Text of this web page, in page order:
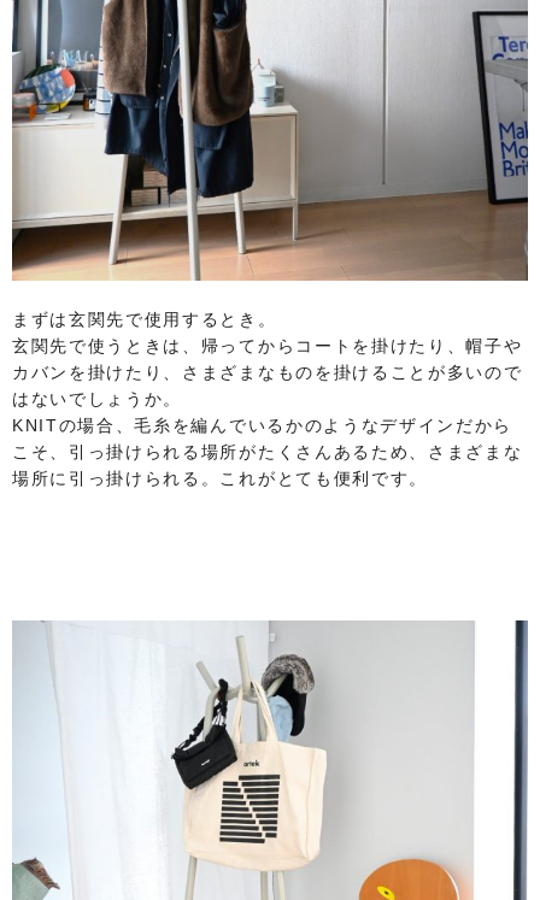
まずは玄関先で使用するとき。
玄関先で使うときは、帰ってからコートを掛けたり、帽子や
カバンを掛けたり、さまざまなものを掛けることが多いので
はないでしょうか。
KNITの場合、毛糸を編んでいるかのようなデザインだから
こそ、引っ掛けられる場所がたくさんあるため、さまざまな
場所に引っ掛けられる。これがとても便利です。